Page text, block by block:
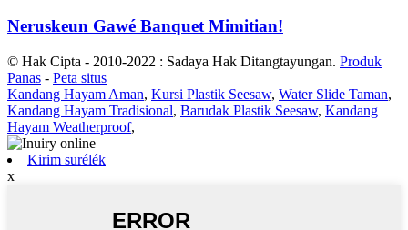
Neruskeun Gawé Banquet Mimitian!
© Hak Cipta - 2010-2022 : Sadaya Hak Ditangtayungan. Produk
Panas - Peta situs
Kandang Hayam Aman, Kursi Plastik Seesaw, Water Slide Taman,
Kandang Hayam Tradisional, Barudak Plastik Seesaw, Kandang
Hayam Weatherproof,
Kirim surélék
x